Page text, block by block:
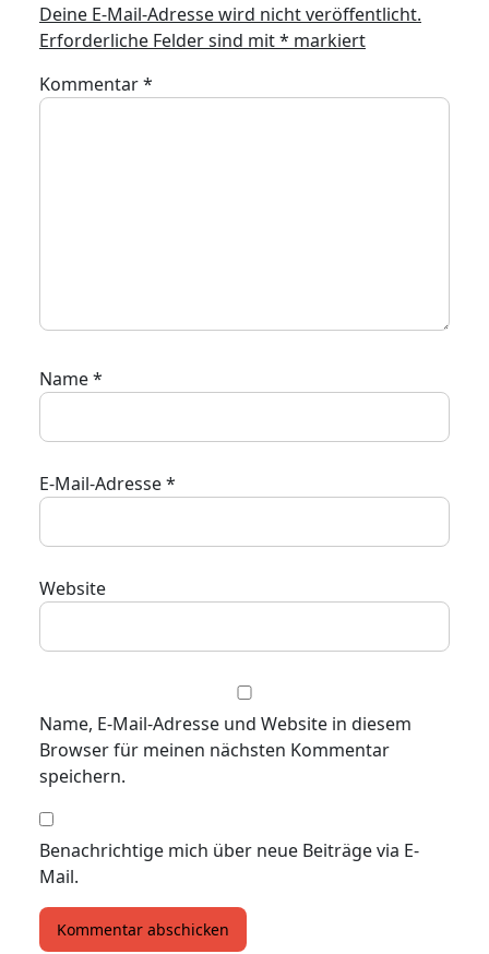
Deine E-Mail-Adresse wird nicht veröffentlicht.
Erforderliche Felder sind mit* markiert
Kommentar*
Name*
E-Mail-Adresse*
Website
Name, E-Mail-Adresse und Website in diesem
Browser für meinen nächsten Kommentar
speichern.
Benachrichtige mich über neue Beiträge via E-
Mail.